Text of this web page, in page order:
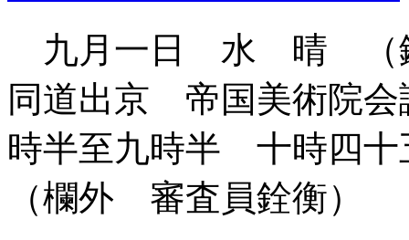
九月一日 水 晴 （
同道出京 帝国美術院
時半至九時半 十時四
（欄外 審査員銓衡）